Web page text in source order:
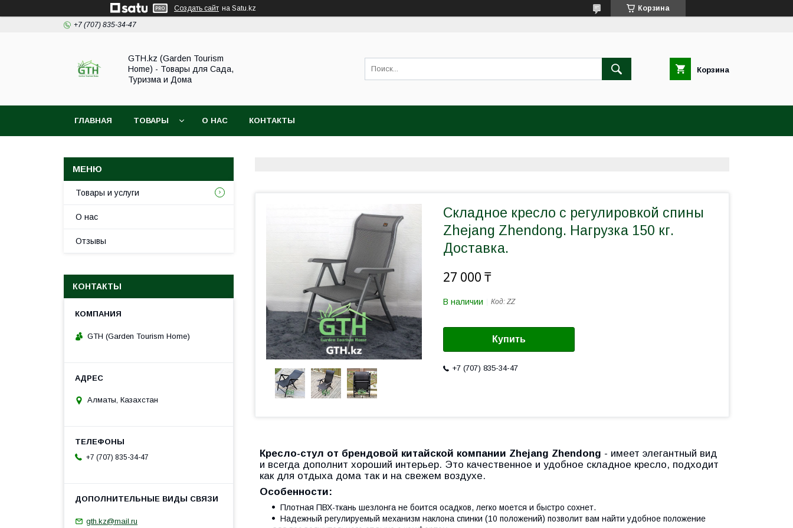
Создать сайт на Satu.kz Корзина
+7 (707) 835-34-47
GTH.kz (Garden Tourism
Home) - Товары для Сада,
Туризма и Дома
Корзина
ГЛАВНАЯ ТОВАРЫ О НАС КОНТАКТЫ
Складное кресло с регулировкой спины
Zhejang Zhendong. Нагрузка 150 кг.
Доставка.
27 000 ₸
В наличии Код: ZZ
Купить
+7 (707) 835-34-47
Кресло-стул от брендовой китайской компании Zhejang Zhendong - имеет элегантный вид
и всегда дополнит хороший интерьер. Это качественное и удобное складное кресло, подходит
как для отдыха дома так и на свежем воздухе.
Особенности:
Плотная ПВХ-ткань шезлонга не боится осадков, легко моется и быстро сохнет.
Надежный регулируемый механизм наклона спинки (10 положений) позволит вам найти удобное положение
Товары и услуги
О нас
Отзывы
КОНТАКТЫ
GTH (Garden Tourism Home)
Алматы, Казахстан
+7 (707) 835-34-47
gth.kz@mail.ru